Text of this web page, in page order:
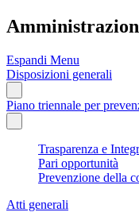
Espandi Menu
Disposizioni generali
Piano triennale per
Trasparenza e
Pari opportunità
Prevenzione della
Atti generali